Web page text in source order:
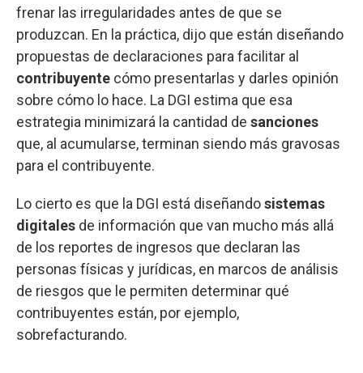
frenar las irregularidades antes de que se
produzcan. En la práctica, dijo que están diseñando
propuestas de declaraciones para facilitar al
contribuyente cómo presentarlas y darles opinión
sobre cómo lo hace. La DGI estima que esa
estrategia minimizará la cantidad de sanciones
que, al acumularse, terminan siendo más gravosas
para el contribuyente.
Lo cierto es que la DGI está diseñandosistemas
digitales de información que van mucho más allá
de los reportes de ingresos que declaran las
personas físicas y jurídicas, en marcos de análisis
de riesgos que le permiten determinar qué
contribuyentes están, por ejemplo,
sobrefacturando.